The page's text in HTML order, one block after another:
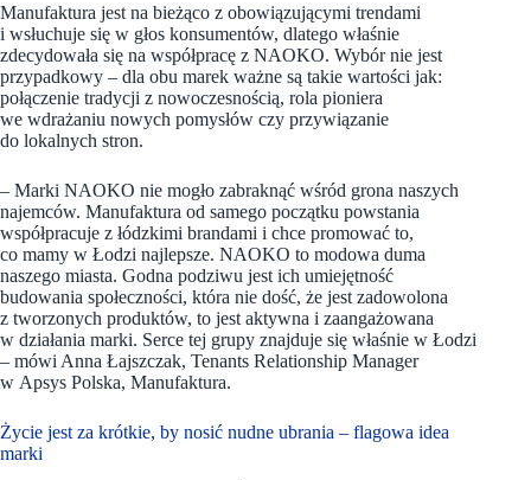
Manufaktura jest na bieżąco z obowiązującymi trendami
i wsłuchuje się w głos konsumentów, dlatego właśnie
zdecydowała się na współpracę z NAOKO. Wybór nie jest
przypadkowy – dla obu marek ważne są takie wartości jak:
połączenie tradycji z nowoczesnością, rola pioniera
we wdrażaniu nowych pomysłów czy przywiązanie
do lokalnych stron.
– Marki NAOKO nie mogło zabraknąć wśród grona naszych
najemców. Manufaktura od samego początku powstania
współpracuje z łódzkimi brandami i chce promować to,
co mamy w Łodzi najlepsze. NAOKO to modowa duma
naszego miasta. Godna podziwu jest ich umiejętność
budowania społeczności, która nie dość, że jest zadowolona
z tworzonych produktów, to jest aktywna i zaangażowana
w działania marki. Serce tej grupy znajduje się właśnie w Łodzi
– mówi Anna Łajszczak, Tenants Relationship Manager
w Apsys Polska, Manufaktura.
Życie jest za krótkie, by nosić nudne ubrania – flagowa idea
marki